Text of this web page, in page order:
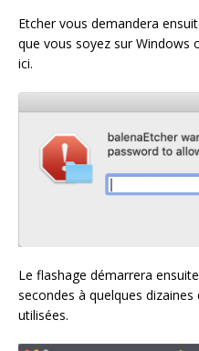
Etcher vous demandera
que vous soyez sur Windows
ici.
Le flashage démarrera
secondes à quelques
utilisées.